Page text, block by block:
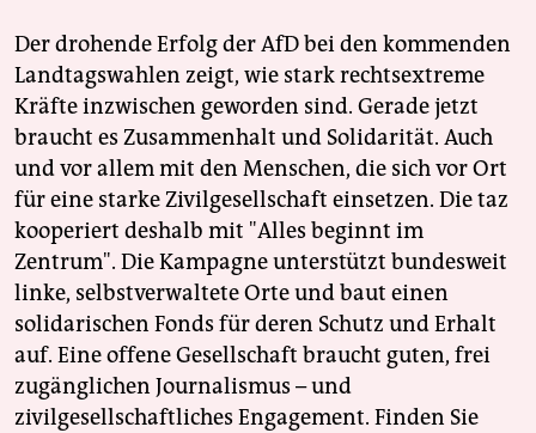
Der drohende Erfolg der AfD bei den kommenden
Landtagswahlen zeigt, wie stark rechtsextreme
Kräfte inzwischen geworden sind. Gerade jetzt
braucht es Zusammenhalt und Solidarität. Auch
und vor allem mit den Menschen, die sich vor Ort
für eine starke Zivilgesellschaft einsetzen. Die taz
kooperiert deshalb mit "Alles beginnt im
Zentrum". Die Kampagne unterstützt bundesweit
linke, selbstverwaltete Orte und baut einen
solidarischen Fonds für deren Schutz und Erhalt
auf. Eine offene Gesellschaft braucht guten, frei
zugänglichen Journalismus – und
zivilgesellschaftliches Engagement. Finden Sie